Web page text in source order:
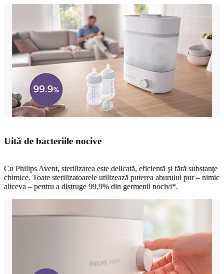
Uită de bacteriile nocive
Cu Philips Avent, sterilizarea este delicată, eficientă şi fără substanţe
chimice. Toate sterilizatoarele utilizează puterea aburului pur – nimic
altceva – pentru a distruge 99,9% din germenii nocivi*.